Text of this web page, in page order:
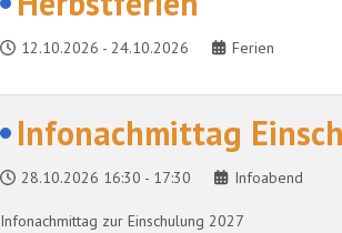
12.10.2026 - 24.10.2026 Ferien
Infonachmittag
28.10.2026 16:30 - 17:30 Infoabend
Infonachmittag zur Einschulung 2027